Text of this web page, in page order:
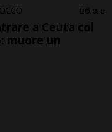
6 ore
a Ceuta col
muore un